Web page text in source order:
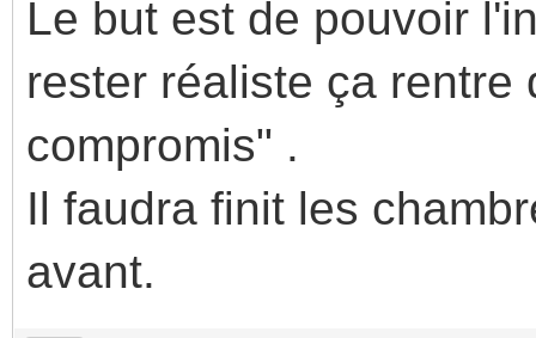
Le but est de pouvoir
rester réaliste ça
compromis" .
Il faudra finit les
avant.